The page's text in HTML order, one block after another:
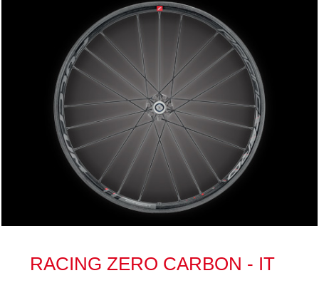
RACING ZERO CARBON - IT